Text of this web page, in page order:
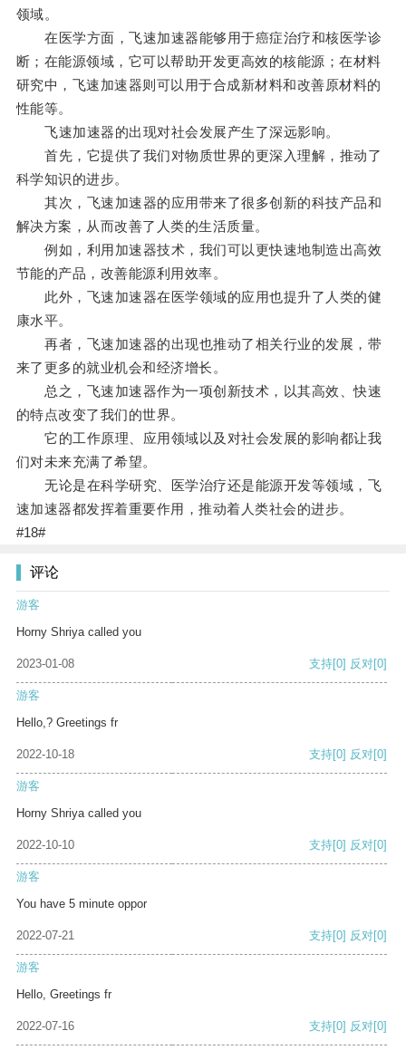
领域。
在医学方面，飞速加速器能够用于癌症治疗和核医学诊
断；在能源领域，它可以帮助开发更高效的核能源；在材料
研究中，飞速加速器则可以用于合成新材料和改善原材料的
性能等。
飞速加速器的出现对社会发展产生了深远影响。
首先，它提供了我们对物质世界的更深入理解，推动了
科学知识的进步。
其次，飞速加速器的应用带来了很多创新的科技产品和
解决方案，从而改善了人类的生活质量。
例如，利用加速器技术，我们可以更快速地制造出高效
节能的产品，改善能源利用效率。
此外，飞速加速器在医学领域的应用也提升了人类的健
康水平。
再者，飞速加速器的出现也推动了相关行业的发展，带
来了更多的就业机会和经济增长。
总之，飞速加速器作为一项创新技术，以其高效、快速
的特点改变了我们的世界。
它的工作原理、应用领域以及对社会发展的影响都让我
们对未来充满了希望。
无论是在科学研究、医学治疗还是能源开发等领域，飞
速加速器都发挥着重要作用，推动着人类社会的进步。
#18#
评论
游客
Horny Shriya called you
2023-01-08 支持[0] 反对[0]
游客
Hello,? Greetings fr
2022-10-18 支持[0] 反对[0]
游客
Horny Shriya called you
2022-10-10 支持[0] 反对[0]
游客
You have 5 minute oppor
2022-07-21 支持[0] 反对[0]
游客
Hello, Greetings fr
2022-07-16 支持[0] 反对[0]